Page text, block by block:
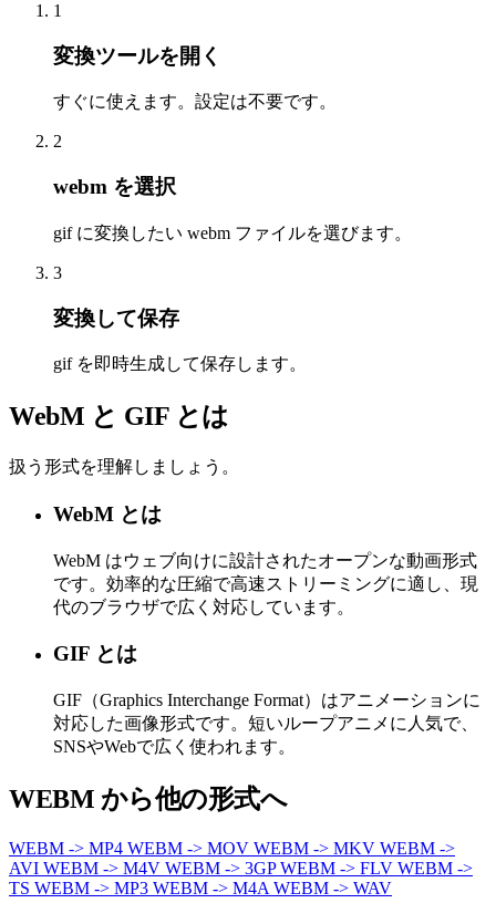
1
変換ツールを開く
すぐに使えます。設定は不要です。
2
webm を選択
gif に変換したい webm ファイルを選びます。
3
変換して保存
gif を即時生成して保存します。
WebM と GIF とは
扱う形式を理解しましょう。
WebM とは
WebM はウェブ向けに設計されたオープンな動画形式
です。効率的な圧縮で高速ストリーミングに適し、現
代のブラウザで広く対応しています。
GIF とは
GIF（Graphics Interchange Format）はアニメーションに
対応した画像形式です。短いループアニメに人気で、
SNSやWebで広く使われます。
WEBM から他の形式へ
WEBM -> MP4 WEBM -> MOV WEBM -> MKV WEBM ->
AVI WEBM -> M4V WEBM -> 3GPWEBM -> FLV WEBM ->
TS WEBM -> MP3 WEBM -> M4A WEBM -> WAV